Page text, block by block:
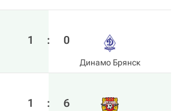
1 : 0
Динамо Брянск
1 : 6